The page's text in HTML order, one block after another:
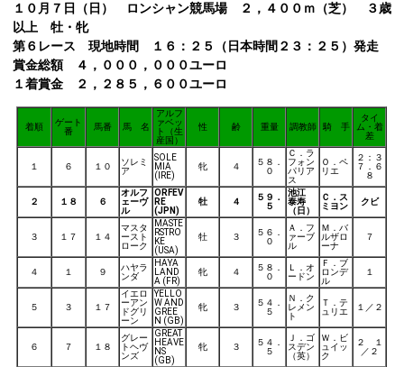
１０月７日（日） ロンシャン競馬場 ２，４００ｍ（芝） ３歳
以上 牡・牝
第６レース 現地時間 １６：２５（日本時間２３：２５）発走
賞金総額 ４，０００，０００ユーロ
１着賞金 ２，２８５，６００ユーロ
着順
ゲート
番
馬番 馬 名
アルフ
ァベッ
ト（生
産国）
性 齢 重量 調教師 騎 手
タイ
ム・着
差
１ ６ １０
ソレミ
ア
SOLE
MIA
(IRE)
牝 ４
５８．
０
Ｃ．ラ
フォン
パリア
ス
Ｏ．ペ
リエ
２：３
７．６
８
２ １８ ６
オルフ
ェーヴ
ル
ORFEV
RE
(JPN)
牡 ４
５９．
５
池江
泰寿
（日）
Ｃ．ス
ミヨン
クビ
３ １７ １４
マスタ
ースト
ローク
MASTE
RSTRO
KE
(USA)
牡 ３
５６．
０
Ａ．フ
ァーブ
ル
Ｍ．バ
ルザロ
ーナ
７
４ １ ９
ハヤラ
ンダ
HAYA
LAND
A (FR)
牝 ４
５８．
０
Ｌ．オ
ードン
Ｆ．ブ
ロンデ
ル
１
５ ３ １７
イエロ
ーアン
ドグリ
ーン
YELLO
W AND
GREE
N (GB)
牝 ３
５４．
５
Ｎ．ク
レメン
ト
Ｔ．テ
ュリエ
１／２
６ ７ １８
グレー
トヘヴ
ンズ
GREAT
HEAVE
NS
(GB)
牝 ３
５４．
５
Ｊ．ゴ
スデン
（英）
Ｗ．ビ
ュイッ
ク
２ １
／２